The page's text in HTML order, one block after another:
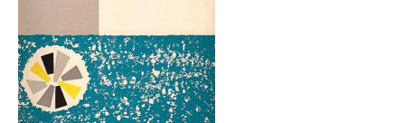
Conferencias organizadas pelo
NILUS – Faculdade de Letras